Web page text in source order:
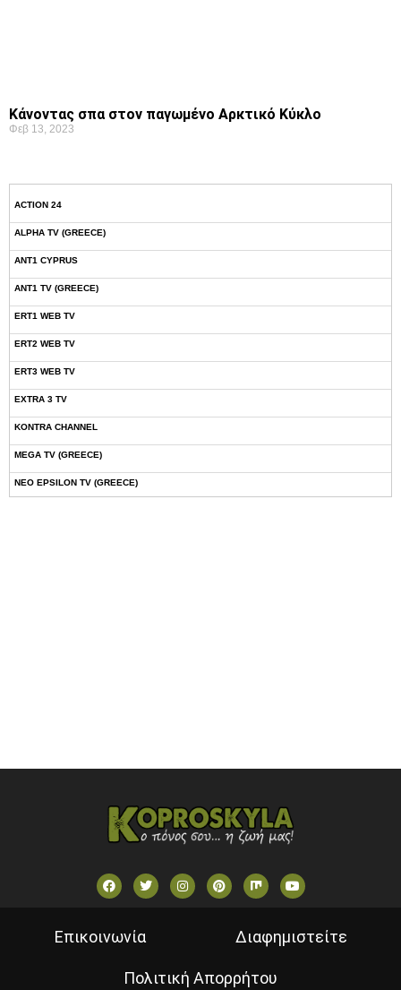
Κάνοντας σπα στον παγωμένο Αρκτικό Κύκλο
Φεβ 13, 2023
ACTION 24
ALPHA TV (GREECE)
ANT1 CYPRUS
ANT1 TV (GREECE)
ERT1 WEB TV
ERT2 WEB TV
ERT3 WEB TV
EXTRA 3 TV
KONTRA CHANNEL
MEGA TV (GREECE)
NEO EPSILON TV (GREECE)
Επικοινωνία Διαφημιστείτε
Πολιτική Απορρήτου